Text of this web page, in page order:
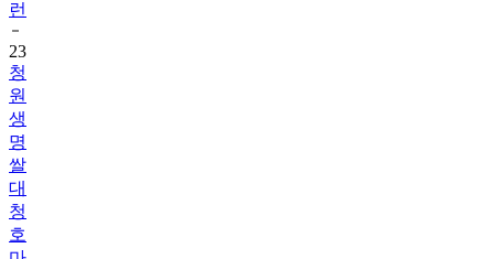
런
23
청
원
생
명
쌀
대
청
호